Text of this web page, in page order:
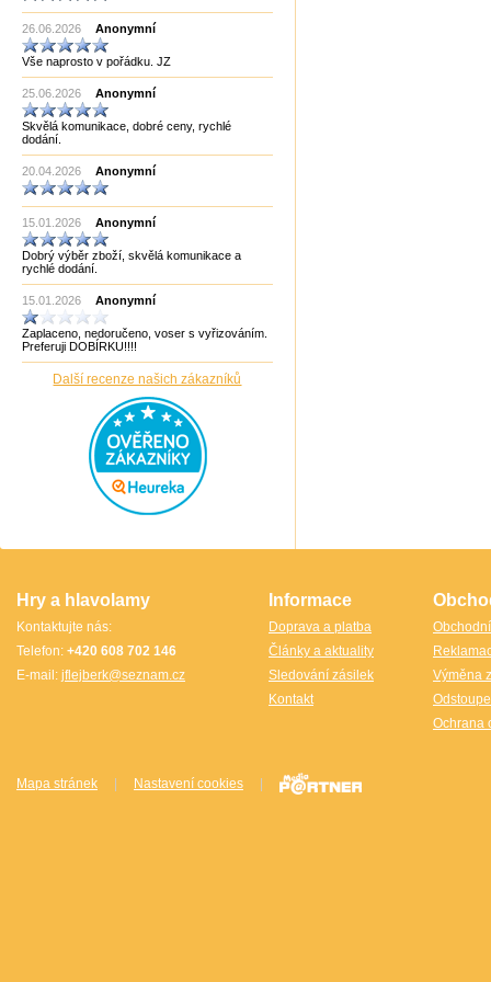
Made in India CHOPRA
Made in Taiwan
Manopoulos
MF3
mf8
MoYu
Německo
Německo Bartl
Německo HCM
New Pelikan
Old Pelikan
Out of the blue
Philos
Piatnik
Puzzle Master Kanada
QiYi
RADEMIC
Recent Toys
Robetoy
Robetoy,Bartl
Rubiks
Rumunsko
ShengShou)
Sonic Games
Speedstack USA
26.06.2026 Anonymní
Vše naprosto v pořádku. JZ
25.06.2026 Anonymní
Skvělá komunikace, dobré ceny, rychlé
dodání.
20.04.2026 Anonymní
15.01.2026 Anonymní
Dobrý výběr zboží, skvělá komunikace a
rychlé dodání.
15.01.2026 Anonymní
Zaplaceno, nedoručeno, voser s vyřizováním.
Preferuji DOBÍRKU!!!!
Další recenze našich zákazníků
Hry a hlavolamy
Kontaktujte nás:
Telefon: +420 608 702 146
E-mail: jflejberk@seznam.cz
Informace
Doprava a platba
Články a aktuality
Sledování zásilek
Kontakt
Výměna
Ochrana
Mapa stránek Nastavení cookies